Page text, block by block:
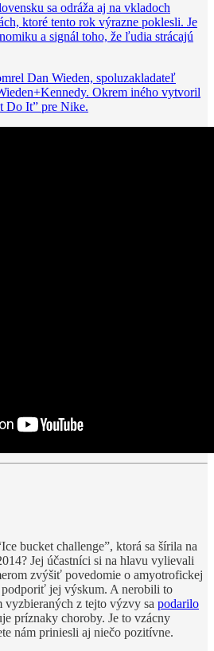
sa odráža aj na vkladoch
ktoré tento rok výrazne poklesli. Je
a signál toho, že ľudia strácajú
Dan Wieden, spoluzakladateľ
Okrem iného vytvoril
Do It” pre Nike.
bucket challenge”, ktorá sa šírila na
Jej účastníci si na hlavu vylievali
zvýšiť povedomie o amyotrofickej
jej výskum. A nerobili to
z tejto výzvy sa podarilo
príznaky choroby. Je to vzácny
nám priniesli aj niečo pozitívne.